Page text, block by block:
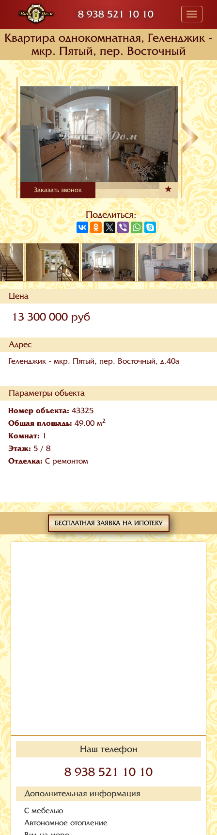
8 938 521 10 10
Toggle
Квартира oднокомнатная, Геленджик -
мкр. Пятый, пер. Восточный
Заказать звонок
Поделиться:
Цена
13 300 000 руб
Адрес
Геленджик - мкр. Пятый, пер. Восточный, д.40а
Параметры объекта
Номер объекта: 43325
Общая площадь: 49.00 м2
Комнат: 1
Этаж: 5/ 8
Отделка: С ремонтом
БЕСПЛАТНАЯ ЗАЯВКА НА ИПОТЕКУ
Наш телефон
8 938 521 10 10
Дополнительная информация
С мебелью
Автономное отопление